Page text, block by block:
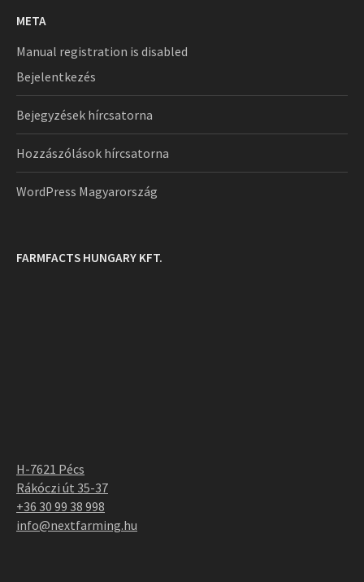
META
Manual registration is disabled
Bejelentkezés
Bejegyzések hírcsatorna
Hozzászólások hírcsatorna
WordPress Magyarország
FARMFACTS HUNGARY KFT.
H-7621 Pécs
Rákóczi út 35-37
+36 30 99 38 998
info@nextfarming.hu